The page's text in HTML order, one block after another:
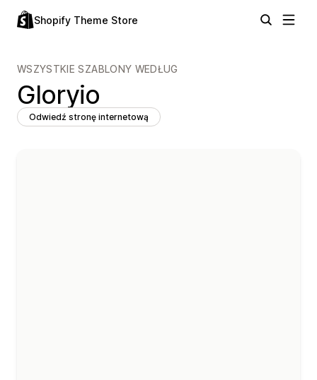
Shopify Theme Store
WSZYSTKIE SZABLONY WEDŁUG
Gloryio
Odwiedź stronę internetową